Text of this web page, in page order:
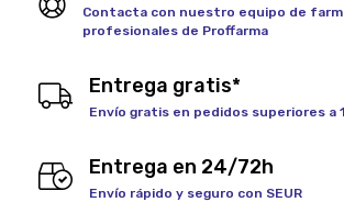
Contacta con nuestro equipo de
profesionales de Proffarma
Entrega gratis*
Envío gratis en pedidos superiores a
Entrega en 24/72h
Envío rápido y seguro con SEUR